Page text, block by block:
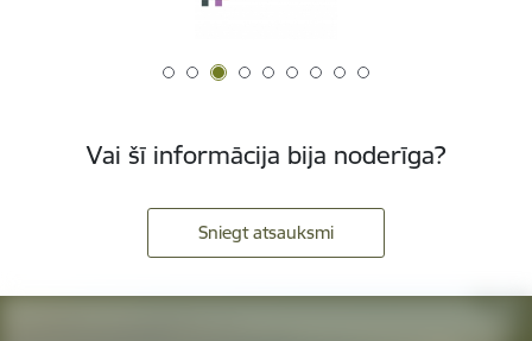
Vai šī informācija bija noderīga?
Sniegt atsauksmi